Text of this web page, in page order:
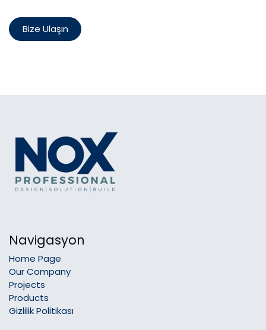
Bize Ulaşın
Navigasyon
Home Page
Our Company
Projects
Products
Gizlilik Politikası